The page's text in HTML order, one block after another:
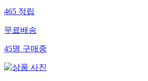
465 적립
무료배송
45명 구매중